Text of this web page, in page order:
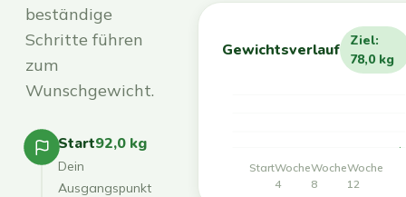
beständige
Schritte führen
zum
Wunschgewicht.
Start92,0 kg
Dein
Ausgangspunkt
Gewichtsverlauf
Ziel:
78,0 kg
StartWoche
4
Woche
8
Woche
12